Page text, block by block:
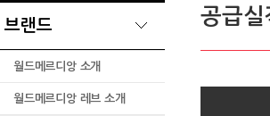
브랜드
월드메르디앙 소개
월드메르디앙 레브 소개
공급실